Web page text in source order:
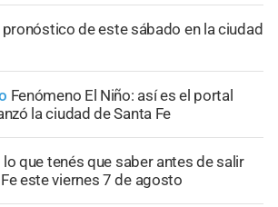
pronóstico de este sábado en la ciudad
Fenómeno El Niño: así es el portal
la ciudad de Santa Fe
que tenés que saber antes de salir
este viernes 7 de agosto